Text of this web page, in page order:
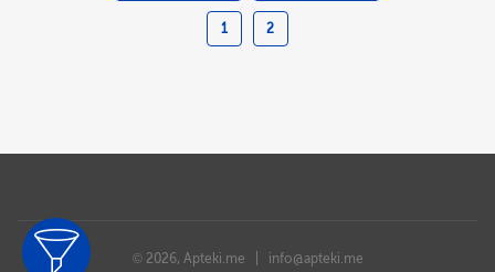
1 2
© 2026, Apteki.me | info@apteki.me